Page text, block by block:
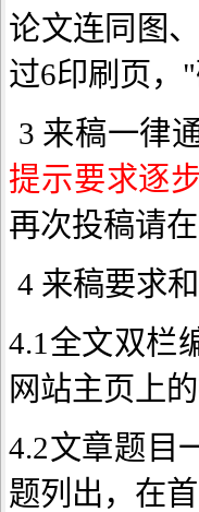
论文连同图
过6印刷页，
3 来稿一律
提示要求逐
再次投稿请
4 来稿要求
4.1全文双栏
网站主页上
4.2文章题目
题列出，在